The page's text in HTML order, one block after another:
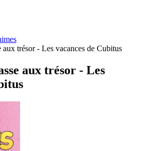
aux trésor - Les vacances de Cubitus
aux trésor - Les